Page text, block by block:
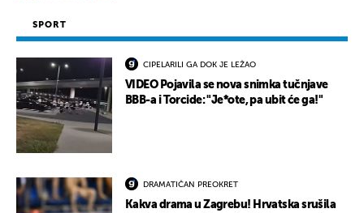
SPORT
CIPELARILI GA DOK JE LEŽAO
VIDEO Pojavila se nova snimka tučnjave
BBB-a i Torcide: "Je*ote, pa ubit će ga!"
DRAMATIČAN PREOKRET
Kakva drama u Zagrebu! Hrvatska srušila